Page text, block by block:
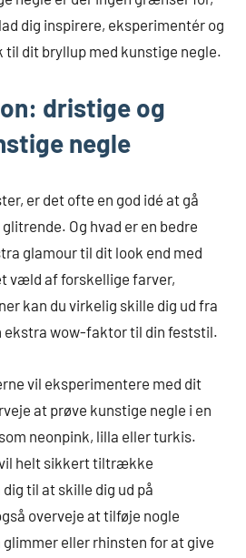
dig inspirere, eksperimentér og
til dit bryllup med kunstige negle.
dristige og
negle
er det ofte en god idé at gå
Og hvad er en bedre
glamour til dit look end med
væld af forskellige farver,
kan du virkelig skille dig ud fra
ekstra wow-faktor til din feststil.
vil eksperimentere med dit
at prøve kunstige negle i en
neonpink, lilla eller turkis.
helt sikkert tiltrække
til at skille dig ud på
overveje at tilføje nogle
eller rhinsten for at give